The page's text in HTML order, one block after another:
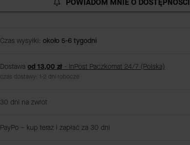
POWIADOM MNIE O DOSTĘPNOŚCI
Czas wysyłki: około 5-6 tygodni
Dostawa od 13,00 zł - InPost Paczkomat 24/7 (Polska)
czas dostawy: 1-2 dni robocze
30 dni na zwrot
PayPo – kup teraz i zapłać za 30 dni